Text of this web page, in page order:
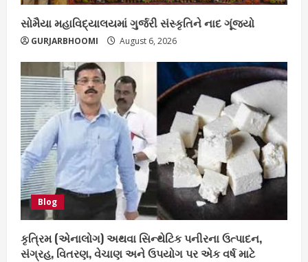
સોમૈયા મહાવિદ્યાલયમાં ગુર્જરી સંસ્કૃતિને નાદ ગૂંજ્યો
GURJARBHOOMI August 6, 2026
Blog
કૃત્રિમ (એનાલોગ) અથવા સિન્થેટિક પનીરના ઉત્પાદન,
સંગ્રહ, વિતરણ, વેચાણ અને ઉપયોગ પર એક વર્ષ માટે